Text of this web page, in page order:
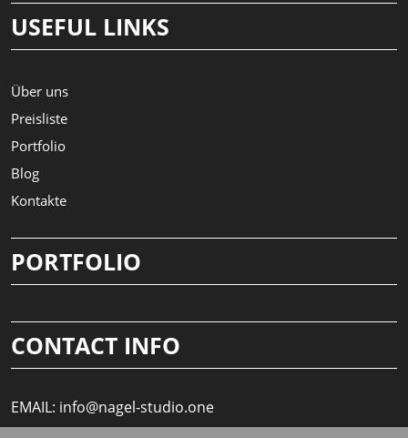
USEFUL LINKS
Über uns
Preisliste
Portfolio
Blog
Kontakte
PORTFOLIO
CONTACT INFO
EMAIL: info@nagel-studio.one